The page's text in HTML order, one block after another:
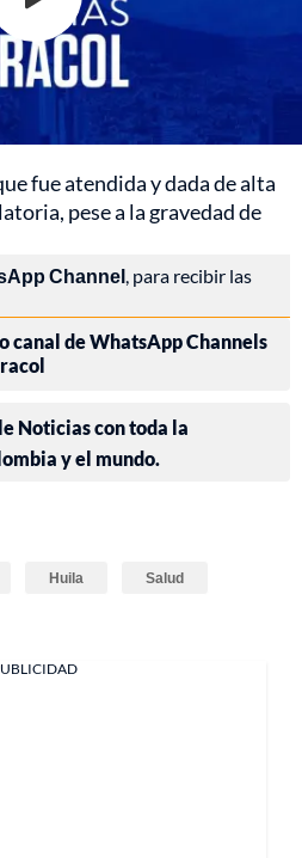
fue atendida y dada de alta
pese a la gravedad de
Channel , para recibir las
canal de WhatsApp Channels
Noticias con toda la
y el mundo.
Huila Salud